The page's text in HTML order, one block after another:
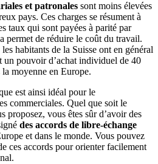
et patronales sont moins élevées
pays. Ces charges se résument à
taux qui sont payées à parité par
permet de réduire le coût du travail.
habitants de la Suisse ont en général
un pouvoir d’achat individuel de 40
moyenne en Europe.
est ainsi idéal pour le
commerciales. Quel que soit le
proposez, vous êtes sûr d’avoir des
des accords de libre-échange
et dans le monde. Vous pouvez
ces accords pour orienter facilement